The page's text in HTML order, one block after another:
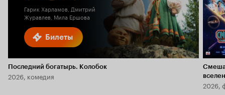
Билеты
Гарик Харламов, Дмитрий
Журавлев, Мила Ершова
Последний богатырь. Колобок
2026, комедия
2026,